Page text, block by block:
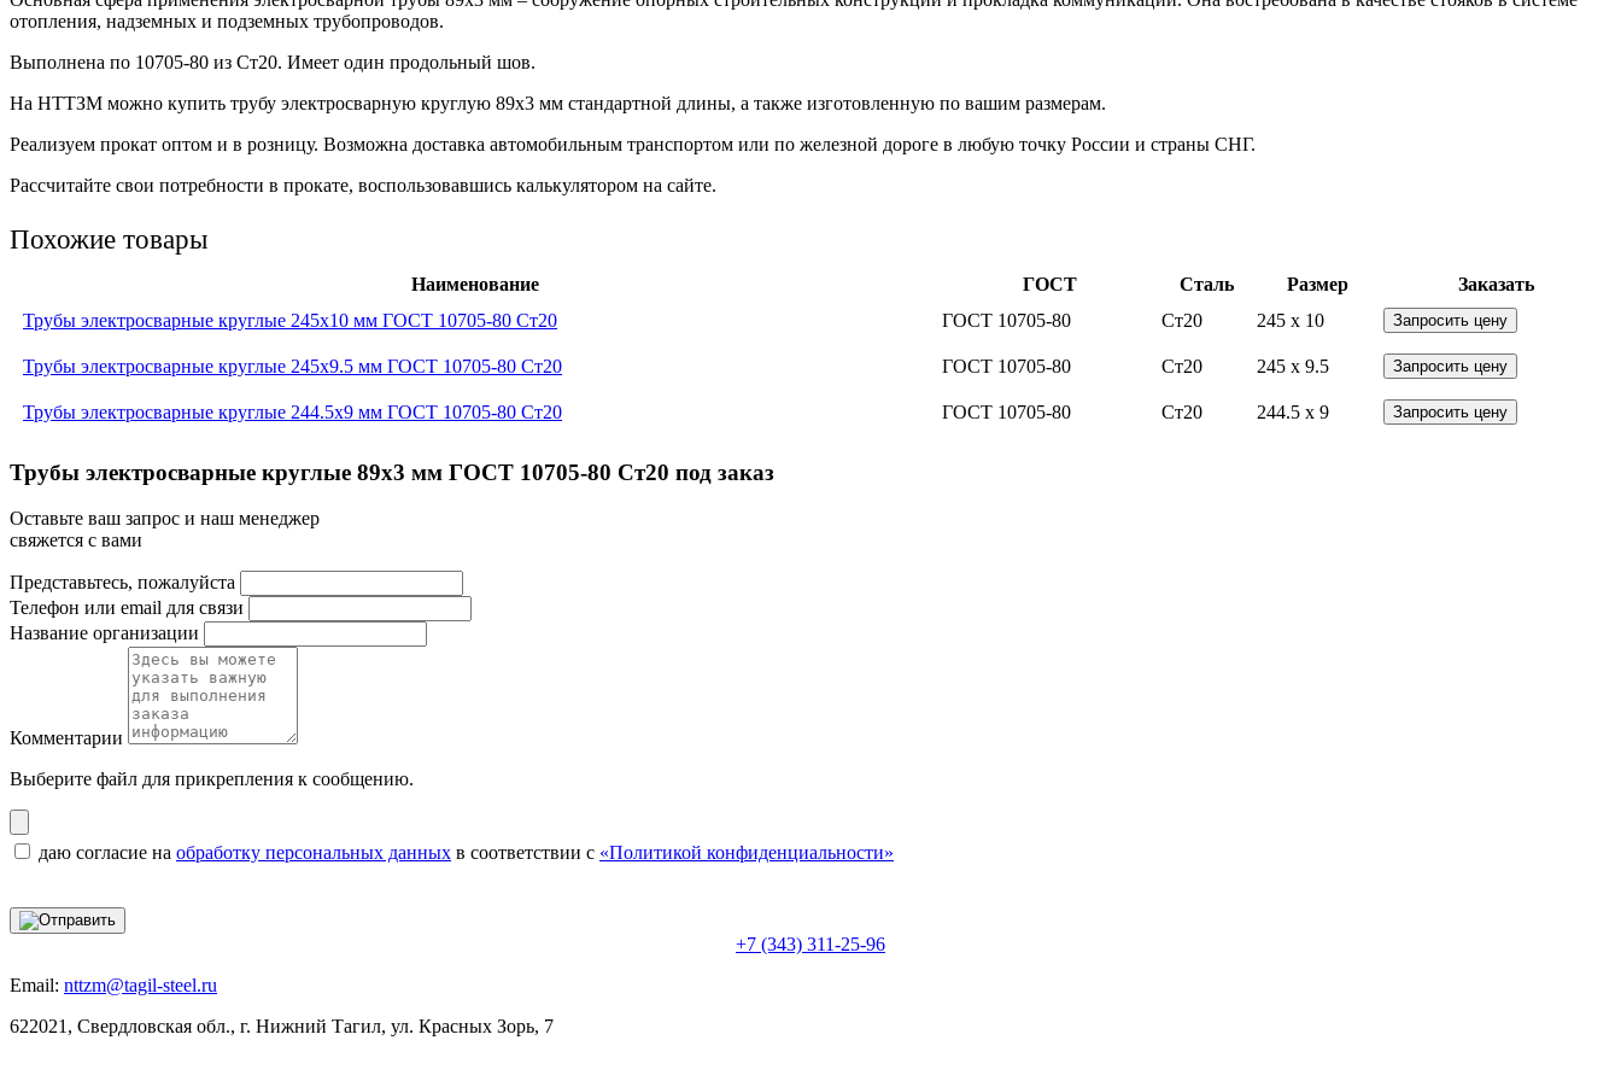
отопления, надземных и подземных трубопроводов.
Выполнена по 10705-80 из Ст20. Имеет один продольный шов.
На НТТЗМ можно купить трубу электросварную круглую 89х3 мм стандартной длины, а также изготовленную по вашим размерам.
Реализуем прокат оптом и в розницу. Возможна доставка автомобильным транспортом или по железной дороге в любую точку России и страны СНГ.
Рассчитайте свои потребности в прокате, воспользовавшись калькулятором на сайте.
Похожие товары
Наименование ГОСТ Сталь Размер
Заказать
Трубы электросварные круглые 245x10 мм ГОСТ 10705-80 Ст20
ГОСТ 10705-80 Ст20 245 x 10 Запросить цену
Трубы электросварные круглые 245x9.5 мм ГОСТ 10705-80 Ст20 ГОСТ 10705-80 Ст20 245 x 9.5 Запросить цену
Трубы электросварные круглые 244.5x9 мм ГОСТ 10705-80 Ст20 ГОСТ 10705-80 Ст20 244.5 x 9 Запросить цену
Трубы электросварные круглые 89x3 мм ГОСТ 10705-80 Ст20 под заказ
Оставьте ваш запрос и наш менеджер
свяжется с вами
Представьтесь, пожалуйста
Телефон или email для связи
Название организации
Комментарии
Выберите файл для прикрепления к сообщению.
даю согласие на обработку персональных данных в соответствии с «Политикой конфиденциальности»
+7 (343) 311-25-96
Email: nttzm@tagil-steel.ru
622021, Свердловская обл., г. Нижний Тагил, ул. Красных Зорь, 7